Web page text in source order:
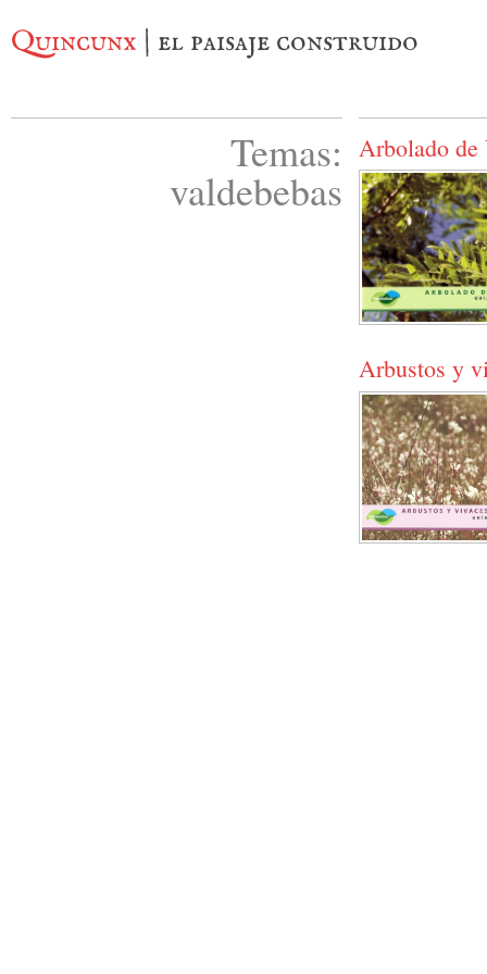
Quincunx | el paisaje construido
Temas:
valdebebas
Arbolado de
Arbustos y